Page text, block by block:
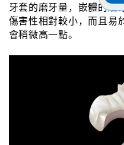
牙套的磨牙量，嵌體的磨
傷害性相對較小，而且易
會稍微高一點。